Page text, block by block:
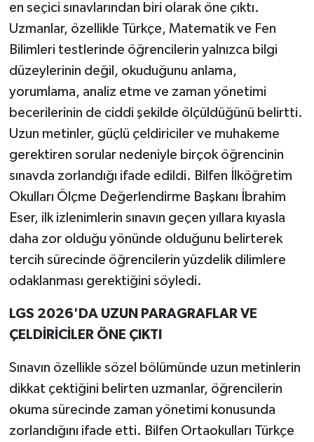
en seçici sınavlarından biri olarak öne çıktı.
Uzmanlar, özellikle Türkçe, Matematik ve Fen
Bilimleri testlerinde öğrencilerin yalnızca bilgi
düzeylerinin değil, okuduğunu anlama,
yorumlama, analiz etme ve zaman yönetimi
becerilerinin de ciddi şekilde ölçüldüğünü belirtti.
Uzun metinler, güçlü çeldiriciler ve muhakeme
gerektiren sorular nedeniyle birçok öğrencinin
sınavda zorlandığı ifade edildi. Bilfen İlköğretim
Okulları Ölçme Değerlendirme Başkanı İbrahim
Eser, ilk izlenimlerin sınavın geçen yıllara kıyasla
daha zor olduğu yönünde olduğunu belirterek
tercih sürecinde öğrencilerin yüzdelik dilimlere
odaklanması gerektiğini söyledi.
LGS 2026'DA UZUN PARAGRAFLAR VE
ÇELDİRİCİLER ÖNE ÇIKTI
Sınavın özellikle sözel bölümünde uzun metinlerin
dikkat çektiğini belirten uzmanlar, öğrencilerin
okuma sürecinde zaman yönetimi konusunda
zorlandığını ifade etti. Bilfen Ortaokulları Türkçe